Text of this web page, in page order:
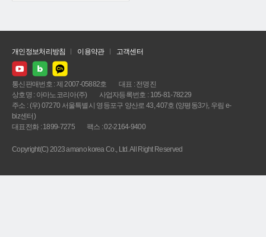
개인정보처리방침 이용약관 고객센터
통신판매번호 : 제 2007-05882호
대표 : 전명진
상호명 : 아마노코리아(주)
사업자등록번호 : 105-81-78229
주소 : (우) 07270 서울특별시 영등포구 양산로 43, 407호 (양평동3가, 우림 e-
biz센터)
대표전화 : 1899-7275
팩스 : 02-2164-9400
Copyright(C) 2023 amano korea Co., Ltd. All Right Reserved